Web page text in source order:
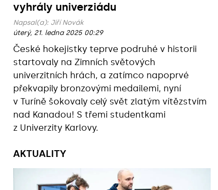
vyhrály univerziádu
Napsal(a): Jiří Novák
úterý, 21. ledna 2025 00:29
České hokejistky teprve podruhé v historii
startovaly na Zimních světových
univerzitních hrách, a zatímco napoprvé
překvapily bronzovými medailemi, nyní
v Turíně šokovaly celý svět zlatým vítězstvím
nad Kanadou! S třemi studentkami
z Univerzity Karlovy.
AKTUALITY